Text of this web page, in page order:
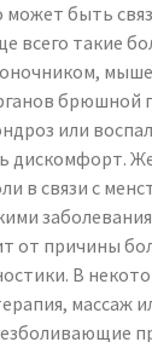
может быть
всего такие
брюшной
или
дискомфорт.
в связи с
от причины
В
массаж